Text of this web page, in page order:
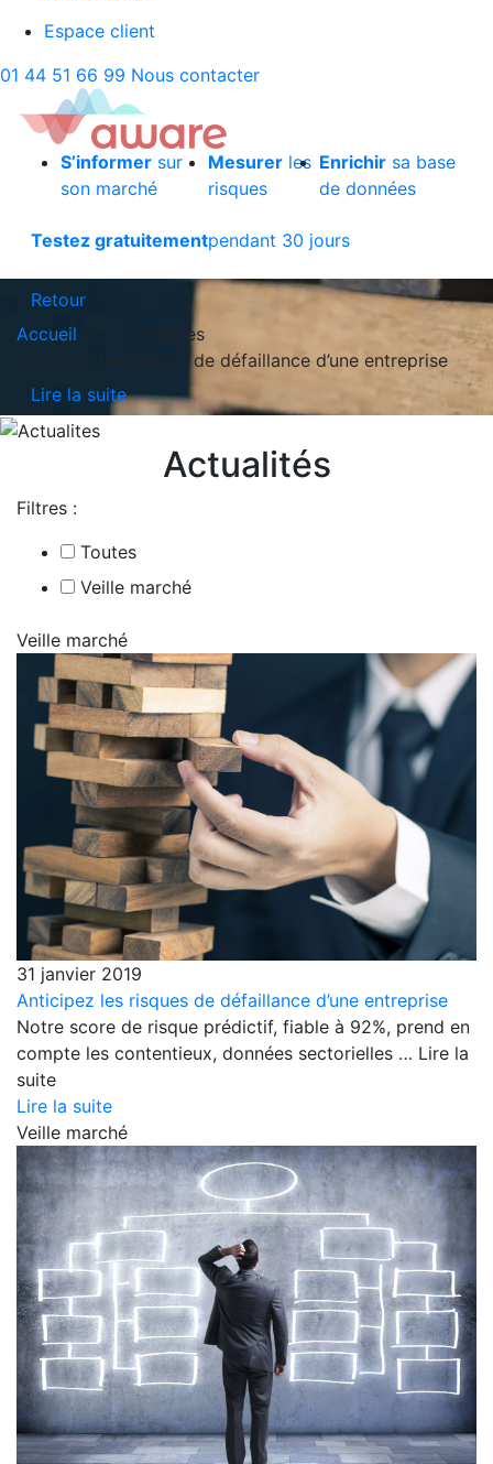
Espace client
01 44 51 66 99 Nous contacter
S’informer sur
son marché
Mesurer les
risques
Enrichir sa base
de données
Testez gratuitementpendant 30 jours
Retour
Accueil
Les données
Anticipez les risques de défaillance d’une entreprise
Lire la suite
Actualités
Filtres :
Toutes
Veille marché
Veille marché
31 janvier 2019
Anticipez les risques de défaillance d’une entreprise
Notre score de risque prédictif, fiable à 92%, prend en
compte les contentieux, données sectorielles … Lire la
suite
Lire la suite
Veille marché